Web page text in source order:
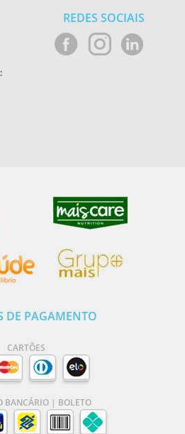
REDES SOCIAIS
DE PAGAMENTO
CARTÕES
BANCÁRIO | BOLETO